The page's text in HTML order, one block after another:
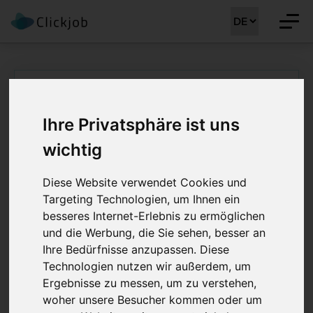
Ihre Privatsphäre ist uns
wichtig
Diese Website verwendet Cookies und
Targeting Technologien, um Ihnen ein
besseres Internet-Erlebnis zu ermöglichen
und die Werbung, die Sie sehen, besser an
Ihre Bedürfnisse anzupassen. Diese
Technologien nutzen wir außerdem, um
Ergebnisse zu messen, um zu verstehen,
woher unsere Besucher kommen oder um
Facharzt /Fachärztin
Dermatologie 40 -
80%
Job Details: Ärztejobs
Stellenreferenz:CLJ-MM 41529